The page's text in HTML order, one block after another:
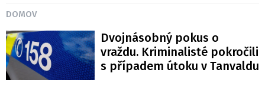
DOMOV
Dvojnásobný pokus o
vraždu. Kriminalisté pokročili
s případem útoku v Tanvaldu